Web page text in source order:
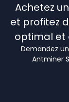
Achetez
et profitez
optimal et
Demandez
Antminer